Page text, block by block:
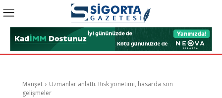
Manşet
Uzmanlar anlattı. Risk yönetimi, hasarda son
gelişmeler